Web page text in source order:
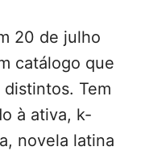
20 de julho
catálogo que
Tem
à ativa, k-
novela latina